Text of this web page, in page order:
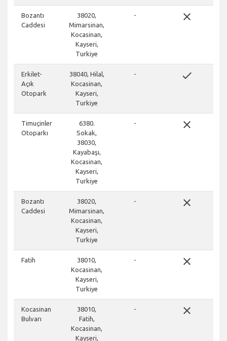
Bozantı
Caddesi
38020,
Mimarsinan,
Kocasinan,
Kayseri,
Turkiye
- close
Erkilet-
Açık
Otopark
38040, Hilal,
Kocasinan,
Kayseri,
Turkiye
- done
Timuçinler
Otoparkı
6380.
Sokak,
38030,
Kayabaşı,
Kocasinan,
Kayseri,
Turkiye
- close
Bozantı
Caddesi
38020,
Mimarsinan,
Kocasinan,
Kayseri,
Turkiye
- close
Fatih
38010,
Kocasinan,
Kayseri,
Turkiye
- close
Kocasinan
Bulvarı
38010,
Fatih,
Kocasinan,
Kayseri,
- close